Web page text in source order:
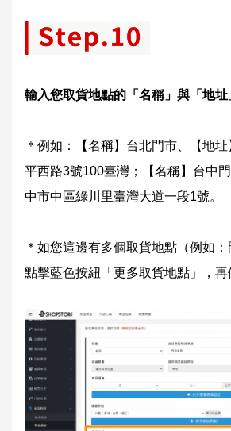
輸入您取貨地點的「名稱」與「地址
＊例如：【名稱】台北門市、【地址
平西路3號100臺灣；
【名稱】台中
中市中區綠川里臺灣大道一段1號。
＊如您這邊有多個取貨地點（例如
點擊藍色按紐「更多取貨地點」，再